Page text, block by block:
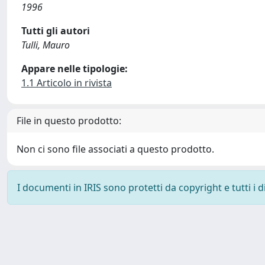
1996
Tutti gli autori
Tulli, Mauro
Appare nelle tipologie:
1.1 Articolo in rivista
File in questo prodotto:
Non ci sono file associati a questo prodotto.
I documenti in IRIS sono protetti da copyright e tutti i